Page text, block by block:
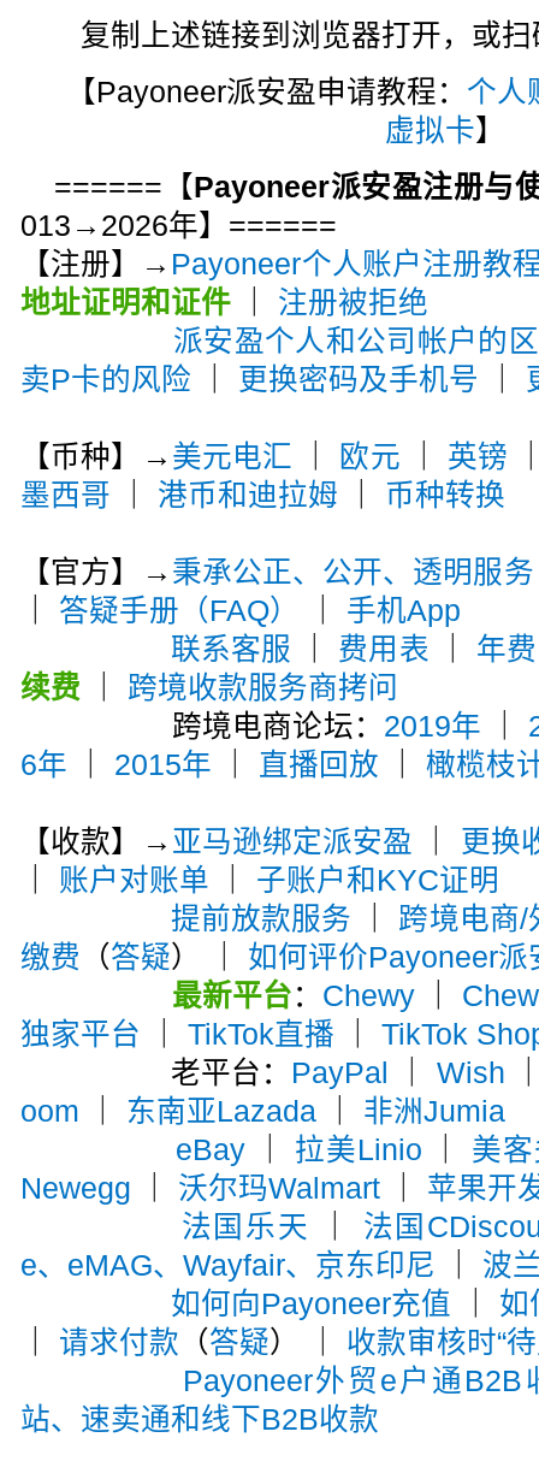
复制上述链接到浏览器打开，或
【Payoneer派安盈申请教程： 个人
虚拟卡】
======【Payoneer派安盈注册与
013→2026年】======
【注册】→ Payoneer个人账户注册教
地址证明和证件
注册被拒绝
派安盈个人和公司帐户的
卖P卡的风险
更换密码及手机号
【币种】→ 美元电汇 欧元 英镑
墨西哥
港币和迪拉姆 币种转换
【官方】→ 秉承公正、公开、透明服务
答疑手册（FAQ）
手机App
联系客服
费用表 年费
续费
跨境收款服务商拷问
跨境电商论坛： 2019年
6年
2015年 直播回放 ｜橄榄枝
【收款】→ 亚马逊绑定派安盈
更换
账户对账单
子账户和KYC证明
提前放款服务
跨境电商/
缴费 （答疑） ｜ 如何评价Payoneer派
最新平台： Chewy｜
独家平台 ｜TikTok直播 ｜TikTok
老平台： PayPal Wish
oom
东南亚Lazada
非洲Jumia
eBay｜ 拉美Linio
美
Newegg
沃尔玛Walmart
苹果开
法国乐天
法国
e、eMAG、Wayfair、京东印尼
波
如何向Payoneer充值
如
请求付款 （答疑） ｜ 收款审核时“
Payoneer外贸e户通B2B
站、速卖通和线下B2B收款